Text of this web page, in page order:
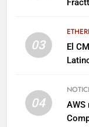
03
El
04
AWS